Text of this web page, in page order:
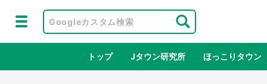
トップ Jタウン研究所 ほっこりタウン